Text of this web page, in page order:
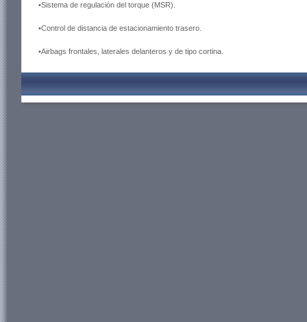
•Sistema de regulación del torque (MSR).
•Control de distancia de estacionamiento trasero.
•Airbags frontales, laterales delanteros y de tipo cortina.